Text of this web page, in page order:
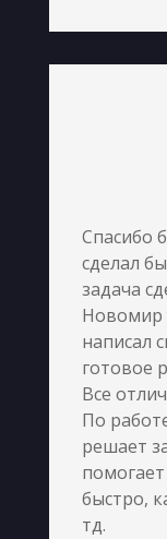
Спасибо
сделал
задача
Новомир
написал
готовое
Все
По
решает
быстро,
тд.